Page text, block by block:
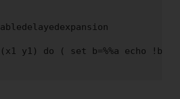
y1) do ( set b=%%a echo